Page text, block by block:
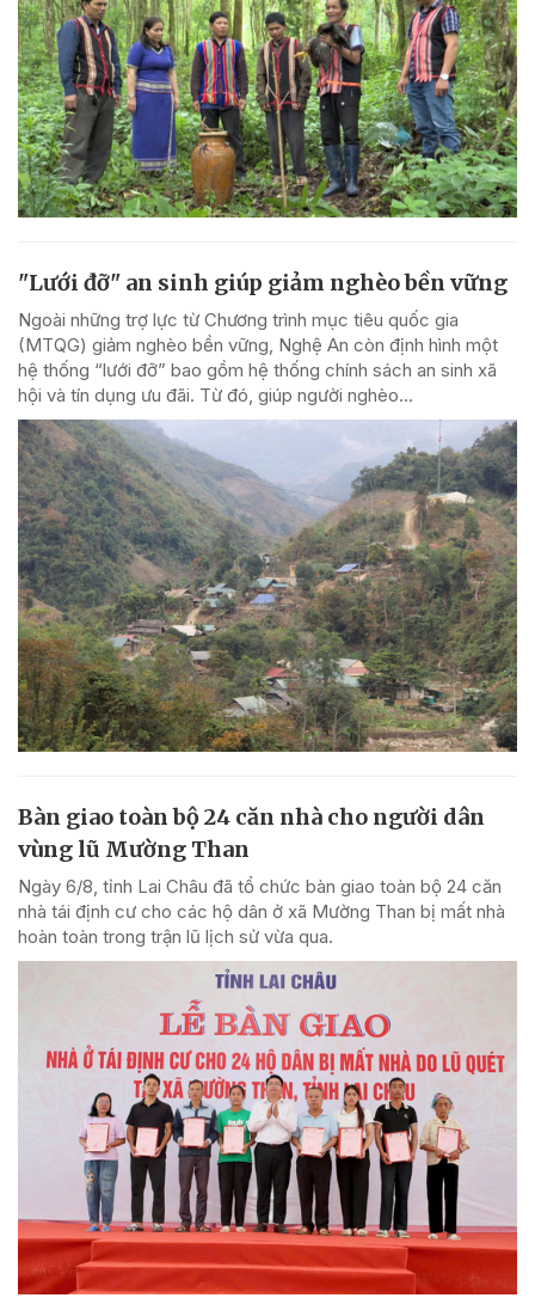
"Lưới đỡ" an sinh giúp giảm nghèo bền vững
Ngoài những trợ lực từ Chương trình mục tiêu quốc gia
(MTQG) giảm nghèo bền vững, Nghệ An còn định hình một
hệ thống “lưới đỡ” bao gồm hệ thống chính sách an sinh xã
hội và tín dụng ưu đãi. Từ đó, giúp người nghèo...
Bàn giao toàn bộ 24 căn nhà cho người dân
vùng lũ Mường Than
Ngày 6/8, tỉnh Lai Châu đã tổ chức bàn giao toàn bộ 24 căn
nhà tái định cư cho các hộ dân ở xã Mường Than bị mất nhà
hoàn toàn trong trận lũ lịch sử vừa qua.